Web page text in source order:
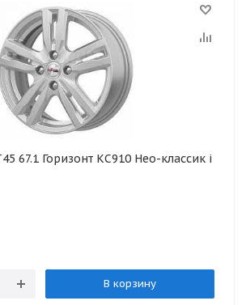
67.1 Горизонт КС910 Нео-классик i
В корзину